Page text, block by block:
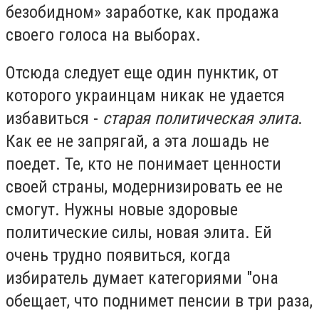
безобидном» заработке, как продажа
своего голоса на выборах.
Отсюда следует еще один пунктик, от
которого украинцам никак не удается
избавиться - старая политическая элита.
Как ее не запрягай, а эта лошадь не
поедет. Те, кто не понимает ценности
своей страны, модернизировать ее не
смогут. Нужны новые здоровые
политические силы, новая элита. Ей
очень трудно появиться, когда
избиратель думает категориями "она
обещает, что поднимет пенсии в три раза,